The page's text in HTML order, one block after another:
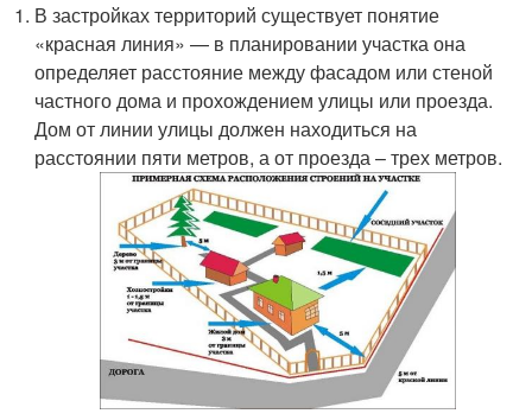
В застройках территорий существует понятие
«красная линия» — в планировании участка она
определяет расстояние между фасадом или стеной
частного дома и прохождением улицы или проезда.
Дом от линии улицы должен находиться на
расстоянии пяти метров, а от проезда – трех метров.